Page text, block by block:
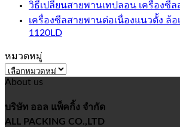
วิธีเปลี่ยนสายพานเทปลอน เครื่องซี
เครื่องซีลสายพานต่อเนื่องแนวตั้ง ล้อ
1120LD
หมวดหมู่
หมวด
หมู่
About us
บริษัท ออล แพ็คกิ้ง จำกัด
ALL PACKING CO.,LTD